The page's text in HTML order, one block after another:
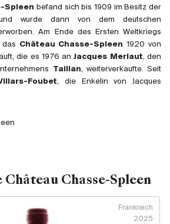
Spleen befand sich bis 1909 im Besitz der
wurde dann von dem deutschen
Am Ende des Ersten Weltkriegs
das Château Chasse-Spleen 1920 von
die es 1976 anJacques Merlaut, den
Taillan, weiterverkaufte. Seit
Foubet, die Enkelin von Jacques
Chasse-Spleen
Frankreich
2025